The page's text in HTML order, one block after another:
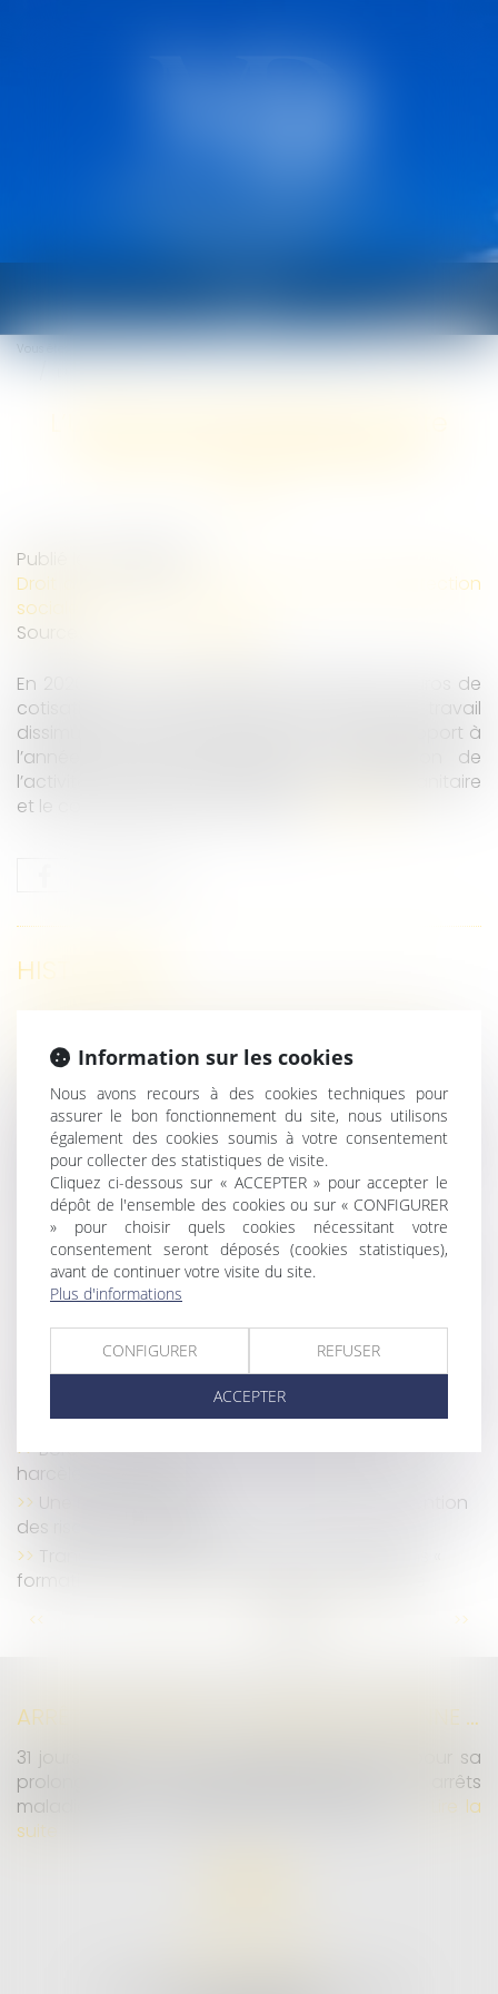
Ouvrir
le
menu
Vous êtes ici :Accueil
Publié le :
Droit du travail - Employeurs
Droit de la protection
sociale
Source :
En 2020, l’Urssaf a redressé 605,7 millions d’euros de
cotisations au titre de la lutte contre le travail
dissimulé, un résultat en baisse de 15 % par rapport à
l’année 2019 qui s’explique par l’adaptation de
l’activité de contrôle au contexte de la crise sanitaire
et le confinement de mars à mai...
HISTORIQUE
dissimulé
du Travail
Revendication d'une classification supérieure : le
salarié doit remplir toutes les conditions posées par
la convention collective !
Propositions de lois sur lois de financement
sécurité sociale
Titres-restaurant : les nouvelles règles applicables
dès le 1er septembre
droit du travail
Le recouvrement des cotisations de retraite
complémentaire par l’URSSAF est reporté au 1er janvier
2023
Bore Out : l’absence de travail est aussi du
harcèlement moral
Une nouvelle obligation en matière de prévention
des risques chimiques
Transfert du recouvrement des contributions «
formation » aux Urssaf : l'ordonnance est parue
<< >>
ARRÊTS DE TRAVAIL : UN DÉCRET PLAFONNE POUR LA PREMIÈRE FOIS LEUR DURÉE À PARTIR DU 1ER SEPTEMBRE 2026
31 jours maximum pour un premier arrêt, 62 pour sa
prolongation : dès septembre 2026, vos arrêts
maladie seront plafonnés comme jamais...
Lire la
suite
Information sur les cookies
Nous avons recours à des cookies techniques pour
assurer le bon fonctionnement du site, nous utilisons
également des cookies soumis à votre consentement
pour collecter des statistiques de visite.
Cliquez ci-dessous sur « ACCEPTER » pour accepter le
dépôt de l'ensemble des cookies ou sur « CONFIGURER
» pour choisir quels cookies nécessitant votre
consentement seront déposés (cookies statistiques),
avant de continuer votre visite du site.
Plus d'informations
CONFIGURER REFUSER
ACCEPTER